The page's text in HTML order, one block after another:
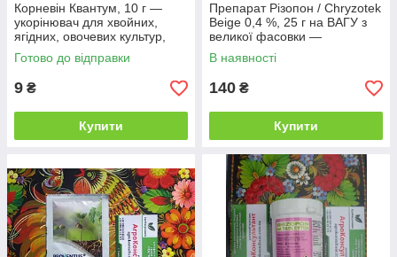
Корневін Квантум, 10 г —
укорінювач для хвойних,
ягідних, овочевих культур,
квітів, держаків.
Готово до відправки
9 ₴
Купити
Препарат Різопон / Chryzotek
Beige 0,4 %, 25 г на ВАГУ з
великої фасовки —
укорінювач для квіткових
культур
В наявності
140 ₴
Купити